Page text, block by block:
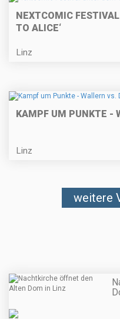
NEXTCOMIC
TO ALICE‘
Linz
KAMPF UM PUNKTE -
Linz
weitere